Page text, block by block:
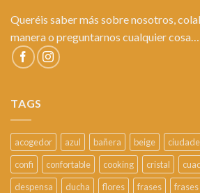
Queréis saber más sobre nosotros,
manera o preguntarnos cualquier cosa…
TAGS
acogedor azul bañera beige
confi
confortable cooking cristal
despensa
ducha flores frases frases